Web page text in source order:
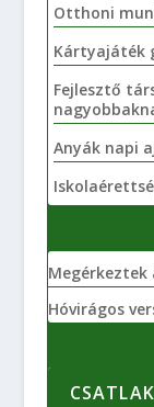
Otthoni
Kártyajáték
Fejlesztő
Anyák napi
Megérkeztek
Hóvirágos